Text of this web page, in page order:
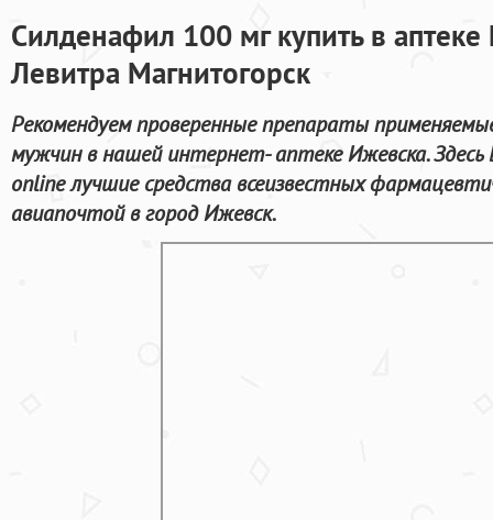
Силденафил 100 мг купить в
Левитра Магнитогорск
Рекомендуем проверенные препараты
мужчин в нашей интернет- аптеке Ижевска.
online лучшие средства всеизвестных
авиапочтой в город Ижевск.